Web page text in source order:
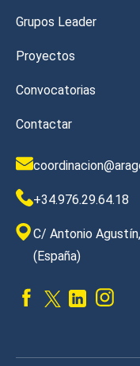
Grupos Leader
Proyectos
Convocatorias
Contactar
+34.976.29.64.18
C/ Antonio
(España)